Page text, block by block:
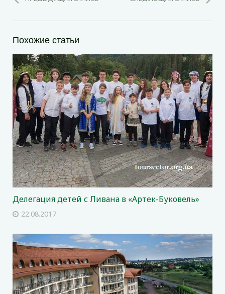
Похожие статьи
Делегация детей с Ливана в «Артек-Буковель»
22.08.2017